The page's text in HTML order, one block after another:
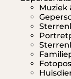
Muziek